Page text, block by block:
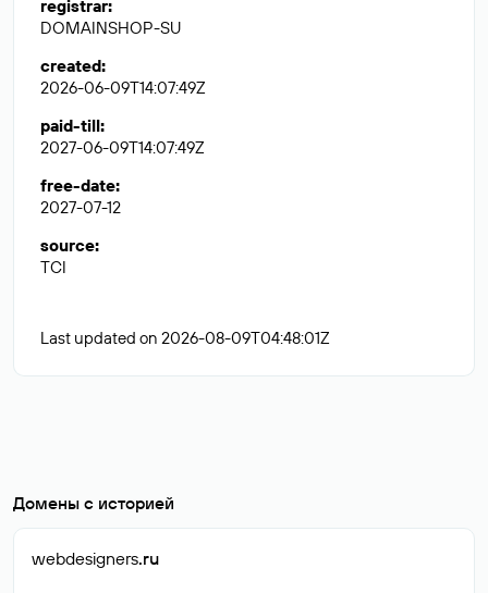
registrar:
DOMAINSHOP-SU
created:
2026-06-09T14:07:49Z
paid-till:
2027-06-09T14:07:49Z
free-date:
2027-07-12
source:
TCI
Last updated on 2026-08-09T04:48:01Z
Домены с историей
webdesigners.ru